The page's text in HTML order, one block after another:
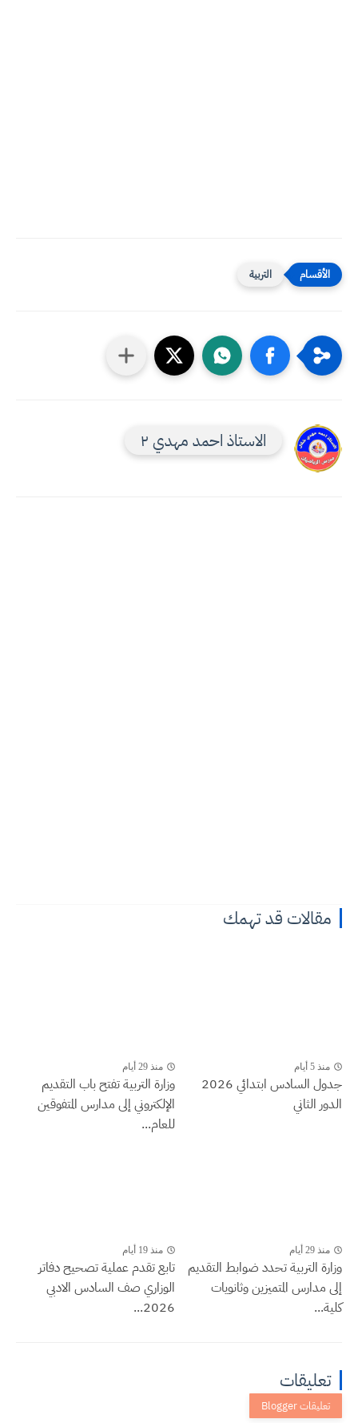
التربية
الاستاذ احمد مهدي ٢
مقالات قد تهمك
منذ 5 أيام
جدول السادس ابتدائي 2026
الدور الثاني
منذ 29 أيام
وزارة التربية تفتح باب التقديم
الإلكتروني إلى مدارس المتفوقين
للعام...
منذ 29 أيام
وزارة التربية تحدد ضوابط التقديم
إلى مدارس المتميزين وثانويات
كلية...
منذ 19 أيام
تابع تقدم عملية تصحيح دفاتر
الوزاري صف السادس الادبي
2026...
تعليقات